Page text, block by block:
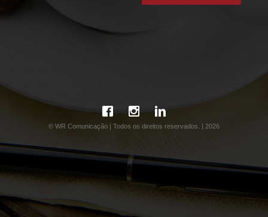
© WR Comunicação | Todos os direitos reservados. | 2026